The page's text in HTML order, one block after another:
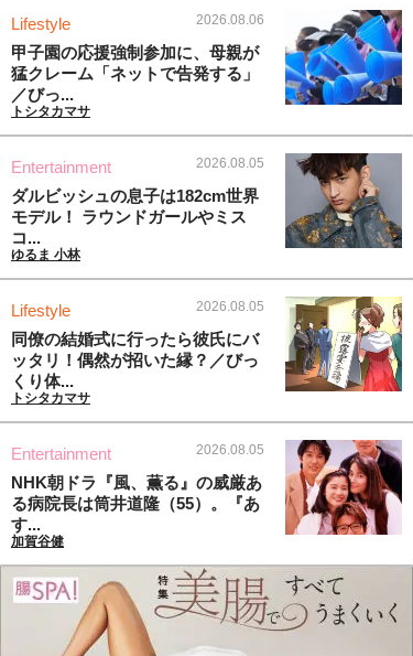
Lifestyle 2026.08.06
甲子園の応援強制参加に、母親が
猛クレーム「ネットで告発する」
／びっ...
トシタカマサ
Entertainment 2026.08.05
ダルビッシュの息子は182cm世界
モデル！ ラウンドガールやミス
コ...
ゆるま 小林
Lifestyle 2026.08.05
同僚の結婚式に行ったら彼氏にバ
ッタリ！偶然が招いた縁？／びっ
くり体...
トシタカマサ
Entertainment 2026.08.05
NHK朝ドラ『風、薫る』の威厳あ
る病院長は筒井道隆（55）。『あ
す...
加賀谷健